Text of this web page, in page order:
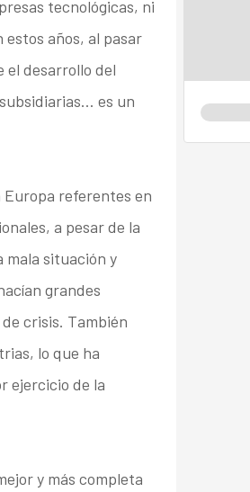
tecnológicas, ni
años, al pasar
el desarrollo del
es un
Europa referentes en
a pesar de la
mala situación y
grandes
crisis. También
lo que ha
ejercicio de la
y más completa